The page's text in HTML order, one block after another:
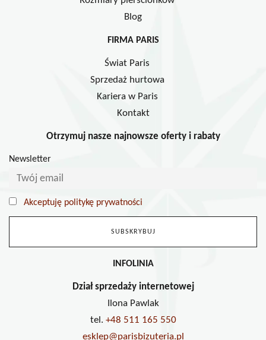
Blog
FIRMA PARIS
Świat Paris
Sprzedaż hurtowa
Kariera w Paris
Kontakt
Otrzymuj nasze najnowsze oferty i rabaty
Newsletter
Akceptuję politykę prywatności
INFOLINIA
Dział sprzedaży internetowej
Ilona Pawlak
tel. +48 511 165 550
esklep@parisbizuteria.pl